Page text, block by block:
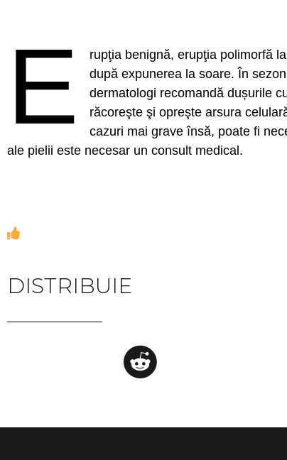
E
rupţia benignă, erupţia polimorfă
după expunerea la soare. În
dermatologi recomandă dușurile
răcoreşte şi opreşte arsura
cazuri mai grave însă, poate fi
ale pielii este necesar un consult medical.
DISTRIBUIE